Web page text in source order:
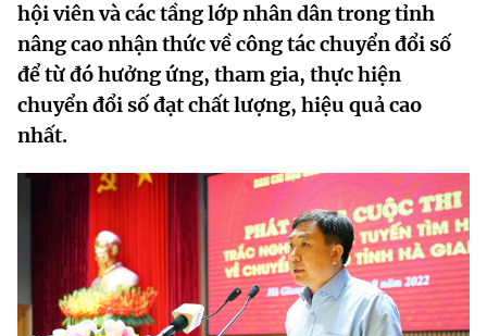
Bưu chính, Viễn thông
Sở hữu trí tuệ
Tiêu chuẩn, đo lường, chất lượng
Năng lượng nguyên tử
Tin tổng hợp
Tin địa phương
Văn bản chỉ đạo điều hành
Lấy ý kiến người dân về dự thảo VBQPPL
THỐNG KÊ
Khoa học và Công nghệ
Đổi mới sáng tạo
Chuyển đổi số
Bưu chính, Viễn thông
Sở hữu trí tuệ
Multimedia
THƯ ĐIỆN TỬ
Khác
Infographic
Ảnh
hội viên và các tầng lớp nhân dân trong tỉnh
nâng cao nhận thức về công tác chuyển đổi số
để từ đó hưởng ứng, tham gia, thực hiện
chuyển đổi số đạt chất lượng, hiệu quả cao
nhất.